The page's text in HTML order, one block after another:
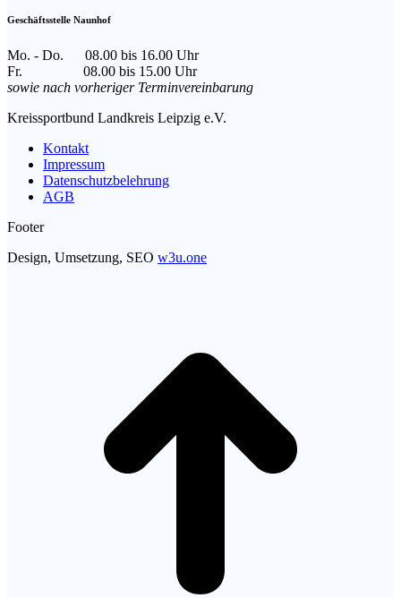
Geschäftsstelle Naunhof
Mo. - Do. 08.00 bis 16.00 Uhr
Fr. 08.00 bis 15.00 Uhr
sowie nach vorheriger Terminvereinbarung
Facebook
opens
new
window
Instagram
opens
new
window
E-
page
opens
new
Kreissportbund Landkreis Leipzig e.V.
Kontakt
Impressum
Datenschutzbelehrung
AGB
Footer
Design, Umsetzung, SEO w3u.one